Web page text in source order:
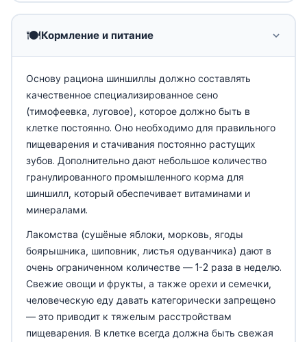
🍽️Кормление и питание
Основу рациона шиншиллы должно составлять
качественное специализированное сено
(тимофеевка, луговое), которое должно быть в
клетке постоянно. Оно необходимо для правильного
пищеварения и стачивания постоянно растущих
зубов. Дополнительно дают небольшое количество
гранулированного промышленного корма для
шиншилл, который обеспечивает витаминами и
минералами.
Лакомства (сушёные яблоки, морковь, ягоды
боярышника, шиповник, листья одуванчика) дают в
очень ограниченном количестве — 1-2 раза в неделю.
Свежие овощи и фрукты, а также орехи и семечки,
человеческую еду давать категорически запрещено
— это приводит к тяжелым расстройствам
пищеварения. В клетке всегда должна быть свежая